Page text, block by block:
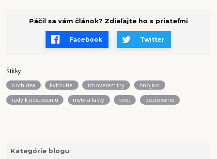
Kategórie blogu
Páčil sa vám článok? Zdieľajte ho s priateľmi
Facebook Twitter
Štítky
orchidea kvitnutie izboverastliny hnojivo
rady k pestovaniu myty a fakty kvet pestovanie